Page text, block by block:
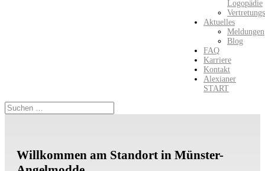
Logopädie
Aktuelles
Meldungen
Blog
FAQ
Karriere
Kontakt
Alexianer
START
Willkommen am Standort in Münster-